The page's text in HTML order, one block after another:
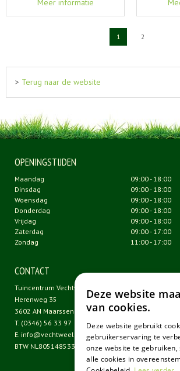
Meer informatie
1 2
> Terug naar de website
OPENINGSTIJDEN
Maandag
09:00 - 18:00
Dinsdag
09:00 - 18:00
Woensdag
09:00 - 18:00
Donderdag
09:00 - 18:00
Vrijdag
09:00 - 18:00
Zaterdag
09:00 - 17:00
Zondag
11:00 - 17:00
CONTACT
Tuincentrum Vechtweelde
Herenweg 35
3602 AN Maarssen
T. (0346) 56 33 97
E. info@vechtweelde.nl
BTW NL805148533B01
Deze website
van cookies.
Deze website gebruikt
gebruikerservaring te
onze website te
alle cookies in